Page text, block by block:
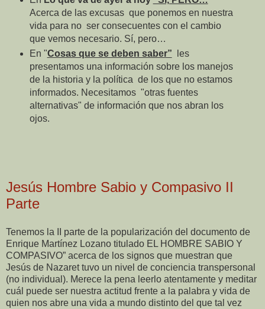
Acerca de las excusas que ponemos en nuestra
vida para no ser consecuentes con el cambio
que vemos necesario. Sí, pero…
En "Cosas que se deben saber”
les
presentamos una información sobre los manejos
de la historia y la política de los que no estamos
informados. Necesitamos "otras fuentes
alternativas" de información que nos abran los
ojos.
Jesús Hombre Sabio y Compasivo II
Parte
Tenemos la II parte de la popularización del documento de
Enrique Martínez Lozano titulado EL HOMBRE SABIO Y
COMPASIVO” acerca de los signos que muestran que
Jesús de Nazaret tuvo un nivel de conciencia transpersonal
(no individual). Merece la pena leerlo atentamente y meditar
cuál puede ser nuestra actitud frente a la palabra y vida de
quien nos abre una vida a mundo distinto del que tal vez